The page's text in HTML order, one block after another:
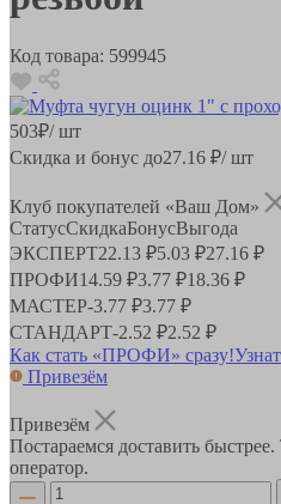
Код товара: 599945
503₽/ шт
Скидка и бонус до27.16 ₽/ шт
Клуб покупателей «Ваш Дом»
СтатусСкидкаБонусВыгода
ЭКСПЕРТ22.13 ₽5.03 ₽27.16 ₽
ПРОФИ14.59 ₽3.77 ₽18.36 ₽
МАСТЕР-3.77 ₽3.77 ₽
СТАНДАРТ-2.52 ₽2.52 ₽
Как стать «ПРОФИ» сразу!
Привезём
Привезём
Постараемся доставить
оператор.